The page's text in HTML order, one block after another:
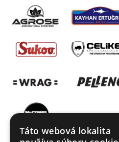
Táto webová lokalita